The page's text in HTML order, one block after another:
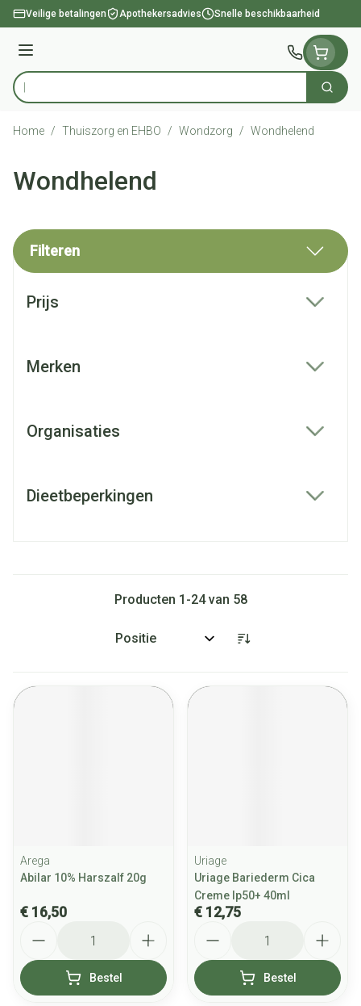
Ga naar de inhoud
Veilige betalingen Apothekersadvies Snelle beschikbaarheid
Menu
Product, merk, categorie... Zoek
Home / Thuiszorg en EHBO / Wondzorg / Wondhelend
Wondhelend
Filteren
Prijs
Merken
Organisaties
Dieetbeperkingen
Producten 1 -24van 58
Sorteer op:
Arega
Abilar 10% Harszalf 20g
€ 16,50
Bestel
Uriage
Uriage Bariederm Cica
Creme Ip50+ 40ml
€ 12,75
Bestel